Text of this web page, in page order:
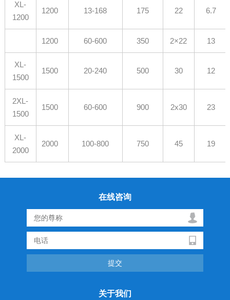
XL-
1200
1200 13-168 175 22 6.7
1200 60-600 350 2×22 13
XL-
1500
1500 20-240 500 30 12
2XL-
1500
1500 60-600 900 2x30 23
XL-
2000
2000 100-800 750 45 19
在线咨询
关于我们